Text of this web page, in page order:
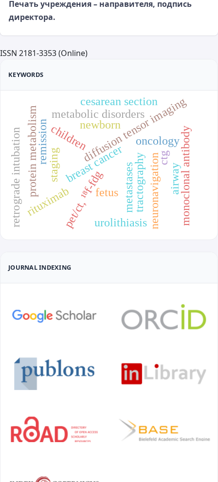
Печать учреждения – направителя, подпись
директора.
ISSN 2181-3353 (Online)
KEYWORDS
breast cancer
pet/ct, ¹⁸f-fdg metastases
staging
oncology
diffusion tensor imaging
tractographyneuronavigation
children
urolithiasis
metabolic disorders
rituximab
remission monoclonal antibody
protein metabolism
cesarean section
fetus
newborn
ctg
airway
retrograde intubation
JOURNAL INDEXING